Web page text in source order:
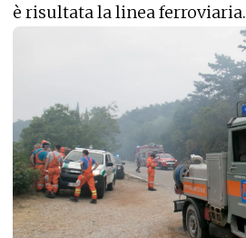
è risultata la linea ferroviaria.